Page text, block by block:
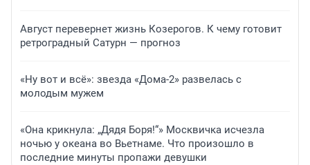
Август перевернет жизнь Козерогов. К чему готовит
ретроградный Сатурн — прогноз
«Ну вот и всё»: звезда «Дома-2» развелась с
молодым мужем
«Она крикнула: „Дядя Боря!“» Москвичка исчезла
ночью у океана во Вьетнаме. Что произошло в
последние минуты пропажи девушки